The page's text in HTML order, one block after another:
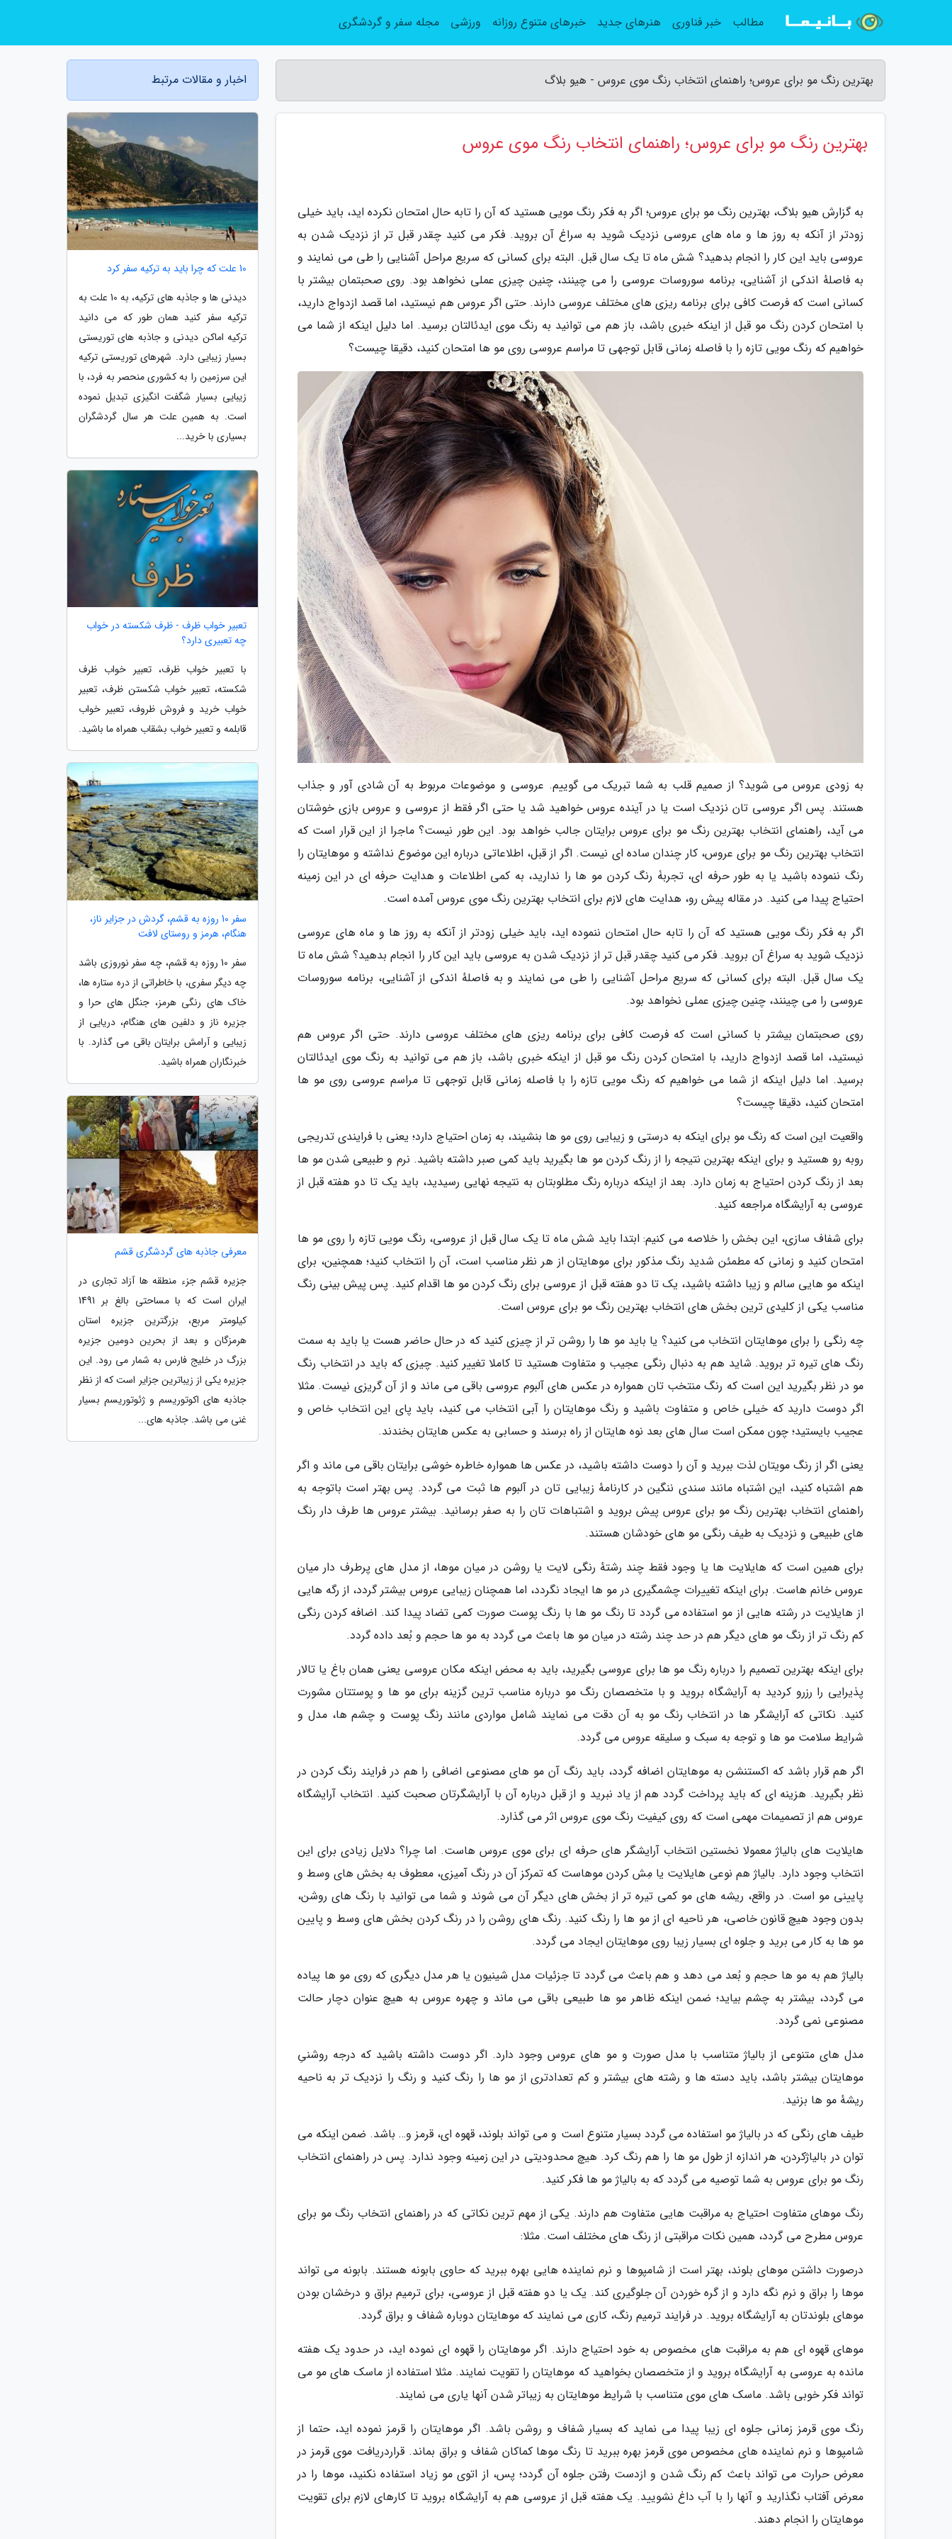
بهترین رنگ مو برای عروس؛ راهنمای انتخاب رنگ موی عروس - هیو بلاگ
بهترین رنگ مو برای عروس؛ راهنمای انتخاب رنگ موی عروس
به گزارش هیو بلاگ، بهترین رنگ مو برای عروس؛ اگر به فکر رنگ مویی هستید که آن را تابه حال امتحان نکرده اید، باید خیلی
زودتر از آنکه به روز ها و ماه های عروسی نزدیک شوید به سراغ آن بروید. فکر می کنید چقدر قبل تر از نزدیک شدن به
عروسی باید این کار را انجام بدهید؟ شش ماه تا یک سال قبل. البته برای کسانی که سریع مراحل آشنایی را طی می نمایند و
به فاصلهٔ اندکی از آشنایی، برنامه سوروسات عروسی را می چینند، چنین چیزی عملی نخواهد بود. روی صحبتمان بیشتر با
کسانی است که فرصت کافی برای برنامه ریزی های مختلف عروسی دارند. حتی اگر عروس هم نیستید، اما قصد ازدواج دارید،
با امتحان کردن رنگ مو قبل از اینکه خبری باشد، باز هم می توانید به رنگ موی ایدئالتان برسید. اما دلیل اینکه از شما می
خواهیم که رنگ مویی تازه را با فاصله زمانی قابل توجهی تا مراسم عروسی روی مو ها امتحان کنید، دقیقا چیست؟
به زودی عروس می شوید؟ از صمیم قلب به شما تبریک می گوییم. عروسی و موضوعات مربوط به آن شادی آور و جذاب
هستند. پس اگر عروسی تان نزدیک است یا در آینده عروس خواهید شد یا حتی اگر فقط از عروسی و عروس بازی خوشتان
می آید، راهنمای انتخاب بهترین رنگ مو برای عروس برایتان جالب خواهد بود. این طور نیست؟ ماجرا از این قرار است که
انتخاب بهترین رنگ مو برای عروس، کار چندان ساده ای نیست. اگر از قبل، اطلاعاتی درباره این موضوع نداشته و موهایتان را
رنگ ننموده باشید یا به طور حرفه ای، تجربۀ رنگ کردن مو ها را ندارید، به کمی اطلاعات و هدایت حرفه ای در این زمینه
احتیاج پیدا می کنید. در مقاله پیش رو، هدایت های لازم برای انتخاب بهترین رنگ موی عروس آمده است.
اگر به فکر رنگ مویی هستید که آن را تابه حال امتحان ننموده اید، باید خیلی زودتر از آنکه به روز ها و ماه های عروسی
نزدیک شوید به سراغ آن بروید. فکر می کنید چقدر قبل تر از نزدیک شدن به عروسی باید این کار را انجام بدهید؟ شش ماه تا
یک سال قبل. البته برای کسانی که سریع مراحل آشنایی را طی می نمایند و به فاصلهٔ اندکی از آشنایی، برنامه سوروسات
عروسی را می چینند، چنین چیزی عملی نخواهد بود.
روی صحبتمان بیشتر با کسانی است که فرصت کافی برای برنامه ریزی های مختلف عروسی دارند. حتی اگر عروس هم
نیستید، اما قصد ازدواج دارید، با امتحان کردن رنگ مو قبل از اینکه خبری باشد، باز هم می توانید به رنگ موی ایدئالتان
برسید. اما دلیل اینکه از شما می خواهیم که رنگ مویی تازه را با فاصله زمانی قابل توجهی تا مراسم عروسی روی مو ها
امتحان کنید، دقیقا چیست؟
واقعیت این است که رنگ مو برای اینکه به درستی و زیبایی روی مو ها بنشیند، به زمان احتیاج دارد؛ یعنی با فرایندی تدریجی
روبه رو هستید و برای اینکه بهترین نتیجه را از رنگ کردن مو ها بگیرید باید کمی صبر داشته باشید. نرم و طبیعی شدن مو ها
بعد از رنگ کردن احتیاج به زمان دارد. بعد از اینکه درباره رنگ مطلوبتان به نتیجه نهایی رسیدید، باید یک تا دو هفته قبل از
عروسی به آرایشگاه مراجعه کنید.
برای شفاف سازی، این بخش را خلاصه می کنیم: ابتدا باید شش ماه تا یک سال قبل از عروسی، رنگ مویی تازه را روی مو ها
امتحان کنید و زمانی که مطمئن شدید رنگ مذکور برای موهایتان از هر نظر مناسب است، آن را انتخاب کنید؛ همچنین، برای
اینکه مو هایی سالم و زیبا داشته باشید، یک تا دو هفته قبل از عروسی برای رنگ کردن مو ها اقدام کنید. پس پیش بینی رنگ
مناسب یکی از کلیدی ترین بخش های انتخاب بهترین رنگ مو برای عروس است.
چه رنگی را برای موهایتان انتخاب می کنید؟ یا باید مو ها را روشن تر از چیزی کنید که در حال حاضر هست یا باید به سمت
رنگ های تیره تر بروید. شاید هم به دنبال رنگی عجیب و متفاوت هستید تا کاملا تغییر کنید. چیزی که باید در انتخاب رنگ
مو در نظر بگیرید این است که رنگ منتخب تان همواره در عکس های آلبوم عروسی باقی می ماند و از آن گریزی نیست. مثلا
اگر دوست دارید که خیلی خاص و متفاوت باشید و رنگ موهایتان را آبی انتخاب می کنید، باید پای این انتخاب خاص و
عجیب بایستید؛ چون ممکن است سال های بعد نوه هایتان از راه برسند و حسابی به عکس هایتان بخندند.
یعنی اگر از رنگ مویتان لذت ببرید و آن را دوست داشته باشید، در عکس ها همواره خاطره خوشی برایتان باقی می ماند و اگر
هم اشتباه کنید، این اشتباه مانند سندی ننگین در کارنامهٔ زیبایی تان در آلبوم ها ثبت می گردد. پس بهتر است باتوجه به
راهنمای انتخاب بهترین رنگ مو برای عروس پیش بروید و اشتباهات تان را به صفر برسانید. بیشتر عروس ها طرف دار رنگ
های طبیعی و نزدیک به طیف رنگی مو های خودشان هستند.
برای همین است که هایلایت ها یا وجود فقط چند رشتهٔ رنگی لایت یا روشن در میان موها، از مدل های پرطرف دار میان
عروس خانم هاست. برای اینکه تغییرات چشمگیری در مو ها ایجاد نگردد، اما همچنان زیبایی عروس بیشتر گردد، از رگه هایی
از هایلایت در رشته هایی از مو استفاده می گردد تا رنگ مو ها با رنگ پوست صورت کمی تضاد پیدا کند. اضافه کردن رنگی
کم رنگ تر از رنگ مو های دیگر هم در حد چند رشته در میان مو ها باعث می گردد به مو ها حجم و بُعد داده گردد.
برای اینکه بهترین تصمیم را درباره رنگ مو ها برای عروسی بگیرید، باید به محض اینکه مکان عروسی یعنی همان باغ یا تالار
پذیرایی را رزرو کردید به آرایشگاه بروید و با متخصصان رنگ مو درباره مناسب ترین گزینه برای مو ها و پوستتان مشورت
کنید. نکاتی که آرایشگر ها در انتخاب رنگ مو به آن دقت می نمایند شامل مواردی مانند رنگ پوست و چشم ها، مدل و
شرایط سلامت مو ها و توجه به سبک و سلیقه عروس می گردد.
اگر هم قرار باشد که اکستنشن به موهایتان اضافه گردد، باید رنگ آن مو های مصنوعی اضافی را هم در فرایند رنگ کردن در
نظر بگیرید. هزینه ای که باید پرداخت گردد هم از یاد نبرید و از قبل درباره آن با آرایشگرتان صحبت کنید. انتخاب آرایشگاه
عروس هم از تصمیمات مهمی است که روی کیفیت رنگ موی عروس اثر می گذارد.
هایلایت های بالیاژ معمولا نخستین انتخاب آرایشگر های حرفه ای برای موی عروس هاست. اما چرا؟ دلایل زیادی برای این
انتخاب وجود دارد. بالیاژ هم نوعی هایلایت یا مِش کردن موهاست که تمرکز آن در رنگ آمیزی، معطوف به بخش های وسط و
پایینی مو است. در واقع، ریشه های مو کمی تیره تر از بخش های دیگر آن می شوند و شما می توانید با رنگ های روشن،
بدون وجود هیچ قانون خاصی، هر ناحیه ای از مو ها را رنگ کنید. رنگ های روشن را در رنگ کردن بخش های وسط و پایین
مو ها به کار می برید و جلوه ای بسیار زیبا روی موهایتان ایجاد می گردد.
بالیاژ هم به مو ها حجم و بُعد می دهد و هم باعث می گردد تا جزئیات مدل شینیون یا هر مدل دیگری که روی مو ها پیاده
می گردد، بیشتر به چشم بیاید؛ ضمن اینکه ظاهر مو ها طبیعی باقی می ماند و چهره عروس به هیچ عنوان دچار حالت
مصنوعی نمی گردد.
مدل های متنوعی از بالیاژ متناسب با مدل صورت و مو های عروس وجود دارد. اگر دوست داشته باشید که درجه روشنیِ
موهایتان بیشتر باشد، باید دسته ها و رشته های بیشتر و کم تعدادتری از مو ها را رنگ کنید و رنگ را نزدیک تر به ناحیه
ریشهٔ مو ها بزنید.
طیف های رنگی که در بالیاژ مو استفاده می گردد بسیار متنوع است و می تواند بلوند، قهوه ای، قرمز و… باشد. ضمن اینکه می
توان در بالیاژکردن، هر اندازه از طول مو ها را هم رنگ کرد. هیچ محدودیتی در این زمینه وجود ندارد. پس در راهنمای انتخاب
رنگ مو برای عروس به شما توصیه می گردد که به بالیاژ مو ها فکر کنید.
رنگ موهای متفاوت احتیاج به مراقبت هایی متفاوت هم دارند. یکی از مهم ترین نکاتی که در راهنمای انتخاب رنگ مو برای
عروس مطرح می گردد، همین نکات مراقبتی از رنگ های مختلف است. مثلا:
درصورت داشتن موهای بلوند، بهتر است از شامپوها و نرم نماینده هایی بهره ببرید که حاوی بابونه هستند. بابونه می تواند
موها را براق و نرم نگه دارد و از گره خوردن آن جلوگیری کند. یک یا دو هفته قبل از عروسی، برای ترمیم براق و درخشان بودن
موهای بلوندتان به آرایشگاه بروید. در فرایند ترمیم رنگ، کاری می نمایند که موهایتان دوباره شفاف و براق گردد.
موهای قهوه ای هم به مراقبت های مخصوص به خود احتیاج دارند. اگر موهایتان را قهوه ای نموده اید، در حدود یک هفته
مانده به عروسی به آرایشگاه بروید و از متخصصان بخواهید که موهایتان را تقویت نمایند. مثلا استفاده از ماسک های مو می
تواند فکر خوبی باشد. ماسک های موی متناسب با شرایط موهایتان به زیباتر شدن آنها یاری می نمایند.
رنگ موی قرمز زمانی جلوه ای زیبا پیدا می نماید که بسیار شفاف و روشن باشد. اگر موهایتان را قرمز نموده اید، حتما از
شامپوها و نرم نماینده های مخصوص موی قرمز بهره ببرید تا رنگ موها کماکان شفاف و براق بماند. قراردریافت موی قرمز در
معرض حرارت می تواند باعث کم رنگ شدن و ازدست رفتن جلوه آن گردد؛ پس، از اتوی مو زیاد استفاده نکنید، موها را در
معرض آفتاب نگذارید و آنها را با آب داغ نشویید. یک هفته قبل از عروسی هم به آرایشگاه بروید تا کارهای لازم برای تقویت
موهایتان را انجام دهند.
اخبار و مقالات مرتبط
10 علت که چرا باید به ترکیه سفر کرد
دیدنی ها و جاذبه های ترکیه، به 10 علت به
ترکیه سفر کنید همان طور که می دانید
ترکیه اماکن دیدنی و جاذبه های توریستی
بسیار زیبایی دارد. شهرهای توریستی ترکیه
این سرزمین را به کشوری منحصر به فرد، با
زیبایی بسیار شگفت انگیزی تبدیل نموده
است. به همین علت هر سال گردشگران
بسیاری با خرید...
تعبیر خواب ظرف - ظرف شکسته در خواب
چه تعبیری دارد؟
با تعبیر خواب ظرف، تعبیر خواب ظرف
شکسته، تعبیر خواب شکستن ظرف، تعبیر
خواب خرید و فروش ظروف، تعبیر خواب
قابلمه و تعبیر خواب بشقاب همراه ما باشید.
سفر 10 روزه به قشم، گردش در جزایر ناز،
هنگام، هرمز و روستای لافت
سفر 10 روزه به قشم، چه سفر نوروزی باشد
چه دیگر سفری، با خاطراتی از دره ستاره ها،
خاک های رنگی هرمز، جنگل های حرا و
جزیره ناز و دلفین های هنگام، دریایی از
زیبایی و آرامش برایتان باقی می گذارد. با
خبرنگاران همراه باشید.
معرفی جاذبه های گردشگری قشم
جزیره قشم جزء منطقه ها آزاد تجاری در
ایران است که با مساحتی بالغ بر 1491
کیلومتر مربع، بزرگترین جزیره استان
هرمزگان و بعد از بحرین دومین جزیره
بزرگ در خلیج فارس به شمار می رود. این
جزیره یکی از زیباترین جزایر است که از نظر
جاذبه های اکوتوریسم و ژئوتوریسم بسیار
غنی می باشد. جاذبه های...
مطالب خبر فناوری هنرهای جدید خبرهای متنوع روزانه ورزشی مجله سفر و گردشگری